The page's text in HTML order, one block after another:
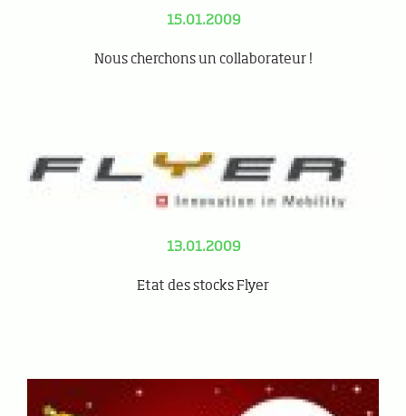
15.01.2009
Nous cherchons un collaborateur !
13.01.2009
Etat des stocks Flyer